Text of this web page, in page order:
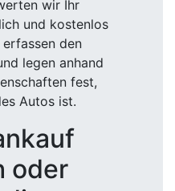
wir Ihr
und kostenlos
den
legen anhand
fest,
Autos ist.
oder